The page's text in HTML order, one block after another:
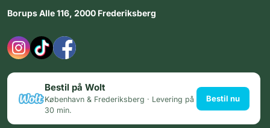
Borups Alle 116, 2000 Frederiksberg
Bestil på Wolt
København & Frederiksberg · Levering på
30 min.
Bestil nu